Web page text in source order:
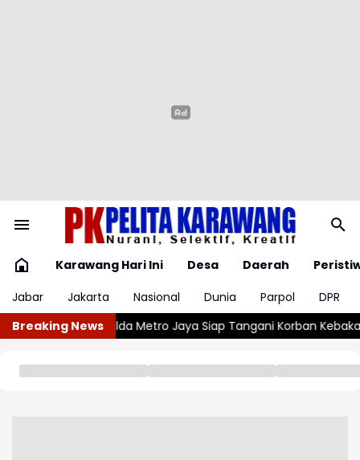
Karawang Hari Ini Desa Daerah
Jabar
Jakarta Nasional Dunia Parpol
DPR
Breaking News
Siap Tangani Korban Kebakaran Gedung Bapenda Tiga